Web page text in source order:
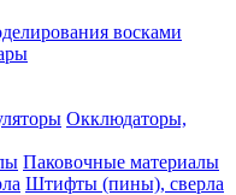
восками
Окклюдаторы,
Паковочные материалы
Штифты (пины), сверла